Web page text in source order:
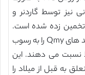
نیز توسط گاردنر و
تخمین زده شده است.
علاوه بر این، وینز و همکارانش هم این واحد های Qmy را به رسوب
نسبت می دهند. این
به قبل از میلاد را